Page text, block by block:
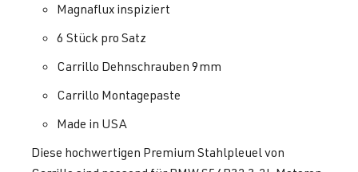
Magnaflux inspiziert
6 Stück pro Satz
Carrillo Dehnschrauben 9mm
Carrillo Montagepaste
Made in USA
Diese hochwertigen Premium Stahlpleuel von